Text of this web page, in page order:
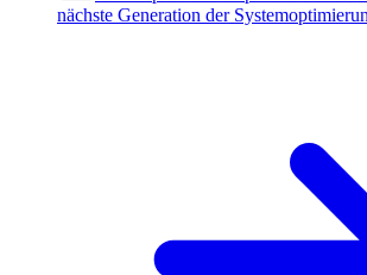
nächste Generation der